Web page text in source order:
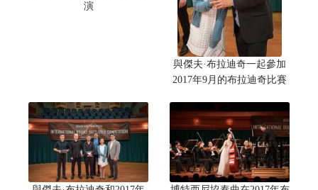
演
與傑夫·布拉迪奇一起參加
2017年9月的布拉迪奇比賽